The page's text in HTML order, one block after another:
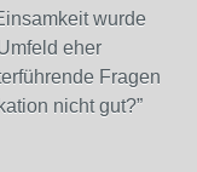
wurde
eher
Fragen
nicht gut?”